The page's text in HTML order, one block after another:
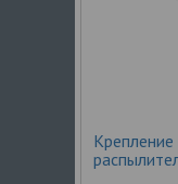
Крепление